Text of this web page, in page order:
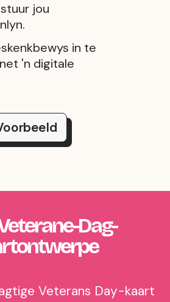
jou
in te
'n digitale
Dag-
Veterans Day-kaart